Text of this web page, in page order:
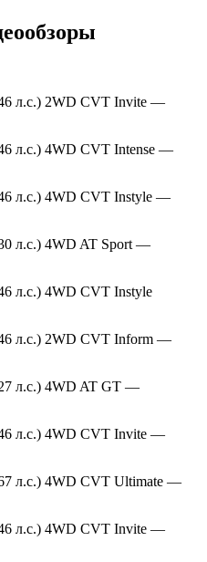
л.с.) 2WD CVT Invite —
л.с.) 4WD CVT Intense —
л.с.) 4WD CVT Instyle —
л.с.) 4WD AT Sport —
л.с.) 4WD CVT Instyle
л.с.) 2WD CVT Inform —
л.с.) 4WD AT GT —
л.с.) 4WD CVT Invite —
л.с.) 4WD CVT Ultimate —
л.с.) 4WD CVT Invite —